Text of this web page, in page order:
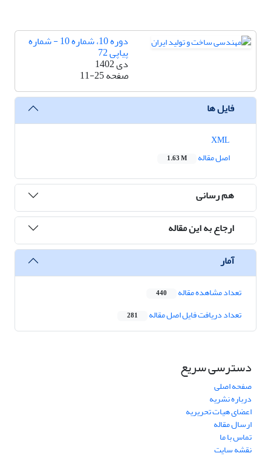
دوره 10، شماره 10 - شماره
پیاپی 72
دی 1402
صفحه11-25
فایل ها
اصل مقاله
1.63 M
هم رسانی
ارجاع به این مقاله
آمار
تعداد مشاهده مقاله 440
تعداد دریافت فایل اصل مقاله 281
دسترسی سریع
صفحه اصلی
درباره نشریه
اعضای هیات تحریریه
ارسال مقاله
تماس با ما
نقشه سایت